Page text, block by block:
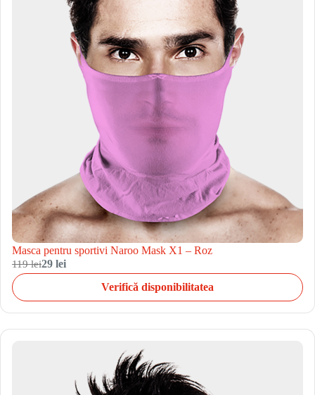
Masca pentru sportivi Naroo Mask X1 – Roz
119 lei29 lei
Verifică disponibilitatea